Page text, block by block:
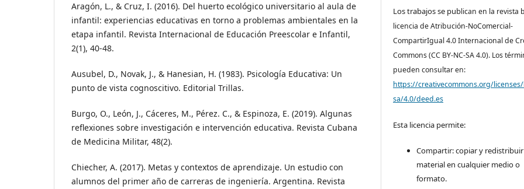
Aragón, L., & Cruz, I. (2016). Del huerto ecológico universitario al aula de
infantil: experiencias educativas en torno a problemas ambientales en la
etapa infantil. Revista Internacional de Educación Preescolar e Infantil,
2(1), 40-48.
Ausubel, D., Novak, J., & Hanesian, H. (1983). Psicología Educativa: Un
punto de vista cognoscitivo. Editorial Trillas.
Burgo, O., León, J., Cáceres, M., Pérez. C., & Espinoza, E. (2019). Algunas
reflexiones sobre investigación e intervención educativa. Revista Cubana
de Medicina Militar, 48(2).
Chiecher, A. (2017). Metas y contextos de aprendizaje. Un estudio con
alumnos del primer año de carreras de ingeniería. Argentina. Revista
Los trabajos se publican en la revista
licencia de Atribución-NoComercial-
CompartirIgual 4.0 Internacional de
Commons (CC BY-NC-SA 4.0). Los
pueden consultar en:
https://creativecommons.org/
sa/4.0/deed.es
Esta licencia permite:
Compartir: copiar y
material en cualquier medio o
formato.